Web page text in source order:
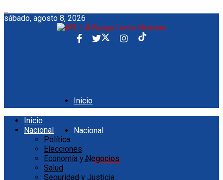
sábado, agosto 8, 2026
Inicio
Nacional
Política
Inicio
Nacional
Política
Elecciones
Economía y Negocios
Salud
Seguridad y Justicia